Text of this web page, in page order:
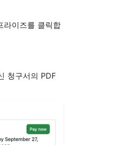
라이즈를 클릭합
청구서의 PDF